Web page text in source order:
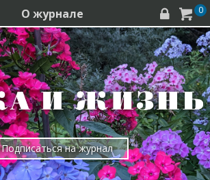
О журнале   0
Подписаться на журнал